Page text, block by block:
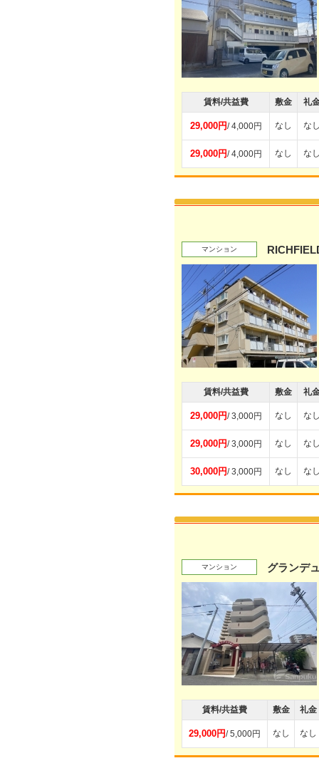
賃料/共益費 敷金 礼
29,000円/ 4,000円 なし な
29,000円/ 4,000円 なし な
マンション
賃料/共益費 敷金 礼
29,000円/ 3,000円 なし な
29,000円/ 3,000円 なし な
30,000円/ 3,000円 なし な
マンション グランデ
賃料/共益費 敷金 礼金
29,000円/ 5,000円 なし なし